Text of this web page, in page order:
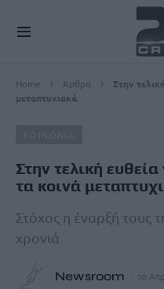
Home Άρθρα
Στην
μεταπτυχιακά
Στην τελική
τα κοινά
Στόχος η έναρξή τους
χρονιά
Newsroom 10